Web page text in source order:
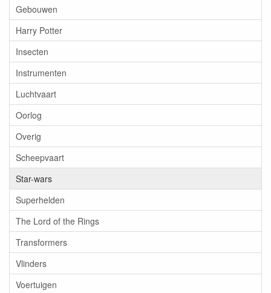
Gebouwen
Harry Potter
Insecten
Instrumenten
Luchtvaart
Oorlog
Overig
Scheepvaart
Star-wars
Superhelden
The Lord of the Rings
Transformers
Vlinders
Voertuigen